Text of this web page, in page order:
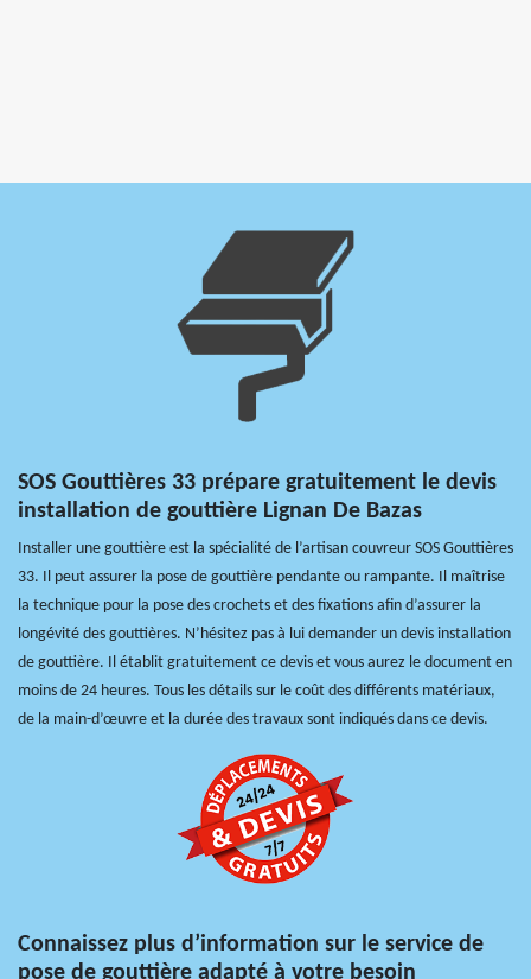
SOS Gouttières 33 prépare gratuitement le devis
installation de gouttière Lignan De Bazas
Installer une gouttière est la spécialité de l’artisan couvreur SOS Gouttières
33. Il peut assurer la pose de gouttière pendante ou rampante. Il maîtrise
la technique pour la pose des crochets et des fixations afin d’assurer la
longévité des gouttières. N’hésitez pas à lui demander un devis installation
de gouttière. Il établit gratuitement ce devis et vous aurez le document en
moins de 24 heures. Tous les détails sur le coût des différents matériaux,
de la main-d’œuvre et la durée des travaux sont indiqués dans ce devis.
Connaissez plus d’information sur le service de
pose de gouttière adapté à votre besoin